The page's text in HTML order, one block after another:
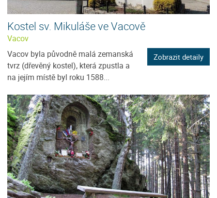
Kostel sv. Mikuláše ve Vacově
Vacov
Vacov byla původně malá zemanská
tvrz (dřevěný kostel), která zpustla a
na jejím místě byl roku 1588...
Zobrazit detaily